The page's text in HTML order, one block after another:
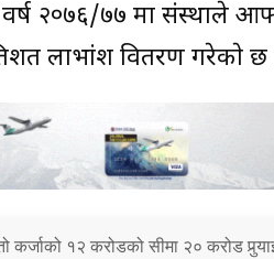
२०७६/७७ मा संस्थाले
लाभांश वितरण गरेकाे छ
कर्जाको १२ करोडको सीमा २० करोड